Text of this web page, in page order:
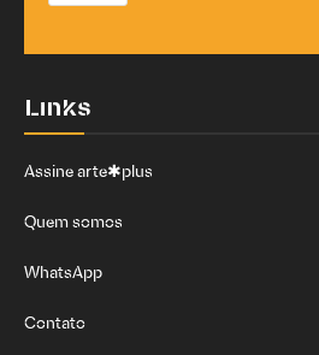
Links
Assine arte✱plus
Quem somos
WhatsApp
Contato